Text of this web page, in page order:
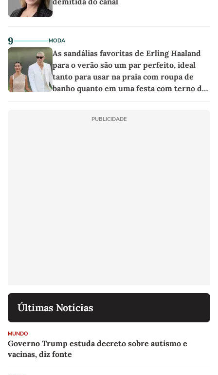
9 MODA
As sandálias favoritas de Erling Haaland
para o verão são um par perfeito, ideal
tanto para usar na praia com roupa de
banho quanto em uma festa com terno de
PUBLICIDADE
Últimas Notícias
MUNDO
Governo Trump estuda decreto sobre autismo e
vacinas, diz fonte